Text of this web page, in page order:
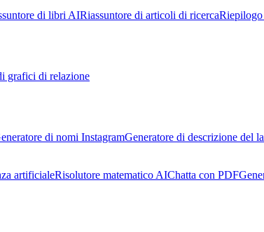
di libri AIRiassuntore di articoli di ricercaRiepilogo
grafici di relazione
di nomi InstagramGeneratore di descrizione del
artificialeRisolutore matematico AIChatta con PDF